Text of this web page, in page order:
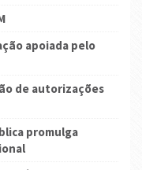
apoiada pelo
de autorizações
promulga